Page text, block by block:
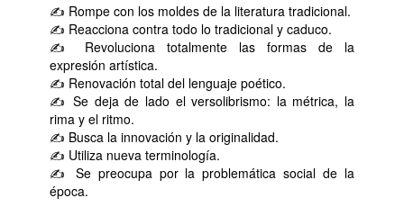
✍ Rompe con los moldes de la literatura tradicional.
✍ Reacciona contra todo lo tradicional y caduco.
✍ Revoluciona totalmente las formas de la
expresión artística.
✍ Renovación total del lenguaje poético.
✍ Se deja de lado el versolibrismo: la métrica, la
rima y el ritmo.
✍ Busca la innovación y la originalidad.
✍ Utiliza nueva terminología.
✍ Se preocupa por la problemática social de la
época.